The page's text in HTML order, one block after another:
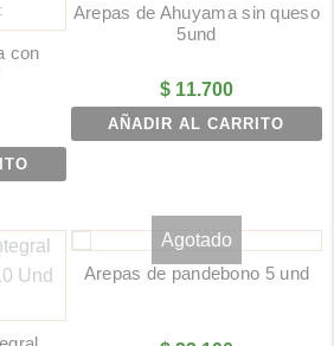
con
Arepas de Ahuyama sin queso
5und
$11.700
AÑADIR AL CARRITO
Agotado
Arepas de pandebono 5 und